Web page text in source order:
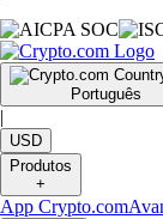
Português
|
USD
Produtos
+
App Crypto.com